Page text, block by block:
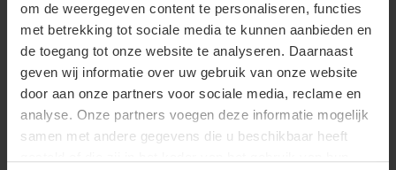
om de weergegeven content te personaliseren, functies
met betrekking tot sociale media te kunnen aanbieden en
de toegang tot onze website te analyseren. Daarnaast
geven wij informatie over uw gebruik van onze website
door aan onze partners voor sociale media, reclame en
analyse. Onze partners voegen deze informatie mogelijk
samen met andere gegevens die u beschikbaar heeft